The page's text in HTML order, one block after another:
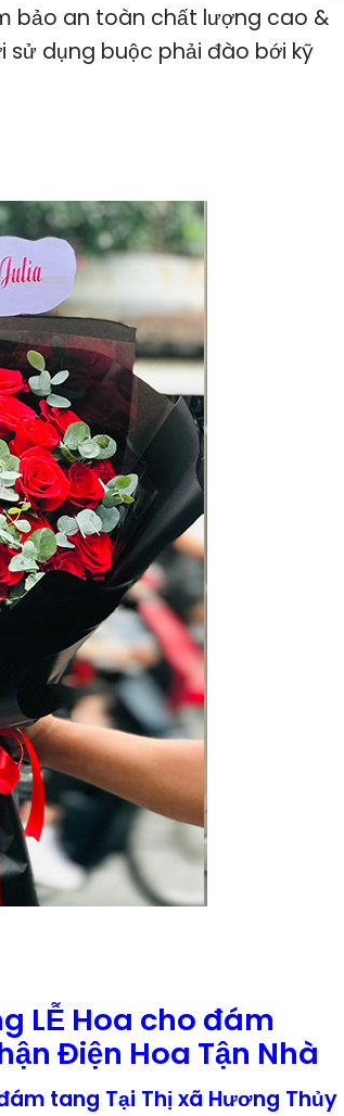
bảo an toàn chất lượng cao &
sử dụng buộc phải đào bới kỹ
LỄ Hoa cho đám
Điện Hoa Tận Nhà
tang Tại Thị xã Hương Thủy